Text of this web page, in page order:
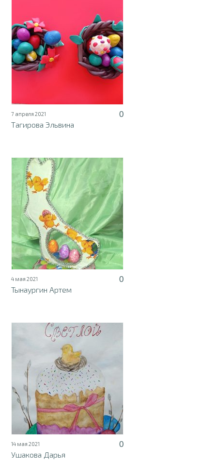
7 апреля 2021
0
Тагирова Эльвина
4 мая 2021
0
Тынаургин Артем
14 мая 2021
0
Ушакова Дарья